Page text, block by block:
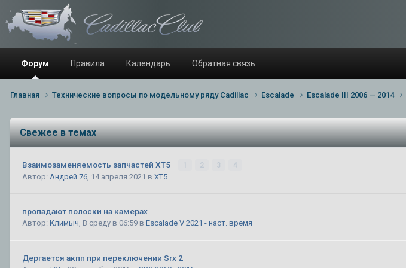
Форум Правила Календарь Обратная связь
Главная Технические вопросы по модельному ряду Cadillac Escalade Escalade III 2006 — 2014
Свежее в темах
Взаимозаменяемость запчастей XT5 1 2 3 4
Автор: Андрей 76 14 апреля 2021 в XT5
пропадают полоски на камерах
Автор: Климыч В среду в 06:59 в Escalade V 2021 - наст. время
Дергается акпп при переключении Srx 2